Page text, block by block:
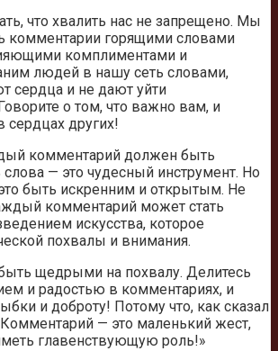
что хвалить нас не запрещено. Мы
комментарии горящими словами
комплиментами и
людей в нашу сеть словами,
сердца и не дают уйти
о том, что важно вам, и
сердцах других!
комментарий должен быть
— это чудесный инструмент. Но
быть искренним и открытым. Не
комментарий может стать
искусства, которое
похвалы и внимания.
щедрыми на похвалу. Делитесь
и радостью в комментариях, и
и доброту! Потому что, как сказал
— это маленький жест,
главенствующую роль!»